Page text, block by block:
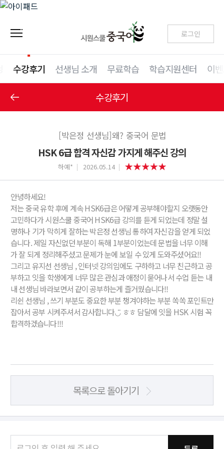
로그인
수강후기 선생님 소개 무료학습 학습지원센터 이
수강후기
[박은정 선생님]왜? 중국어 문법
HSK 6급 합격 자신감 가지게 해주신 강의
하예* 2026.05.14
안녕하세요!
저는 중국 유학 후에 계속 HSK6급은 어떻게 공부해야할지 오랫동안
고민하다가 시원스쿨 중국어 HSK6급 강의를 듣게 되었는데 정말 설
명하나 기가 막히게 잘하는 박은정 선생님 통하여 자신감을 얻게 되었
습니다. 제일 자신없던 부분이 독해 1부분이었는데 문법을 너무 이해
가 잘 되게 정리해주셨고 문제가 눈에 보일 수 있게 도와주셨어요!!
그리고 유지선 선생님 , 인터넷 강의임에도 구하하고 너무 친근하고 공
부하고 잇을 학생에게 너무 많은 관심과 애정이 묻어나서 수업 듣는 내
내 선생님 바라보면서 같이 공부하는게 즐거웠습니다!!
리쉰 선생님 , 쓰기 부분도 중요한 부분 챙겨야하는 부분 쏙쏙 포인트만
잡아서 공부 시켜주셔서 감사합니다◡̈ ㅎㅎ 담달에 잇을 HSK 시험 꼭
합격하겠습니다!!!
목록으로 돌아기기